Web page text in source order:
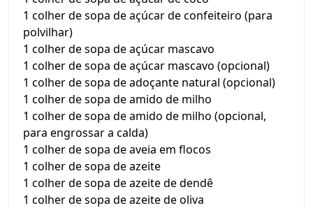
1 colher de sopa de açúcar de confeiteiro (para
polvilhar)
1 colher de sopa de açúcar mascavo
1 colher de sopa de açúcar mascavo (opcional)
1 colher de sopa de adoçante natural (opcional)
1 colher de sopa de amido de milho
1 colher de sopa de amido de milho (opcional,
para engrossar a calda)
1 colher de sopa de aveia em flocos
1 colher de sopa de azeite
1 colher de sopa de azeite de dendê
1 colher de sopa de azeite de oliva